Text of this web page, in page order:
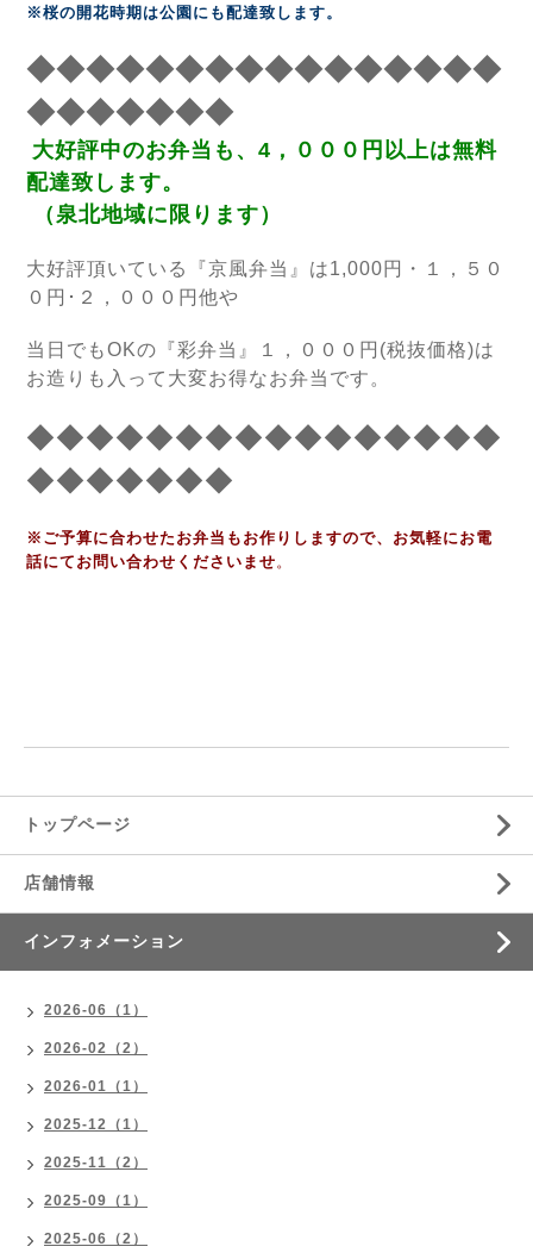
※桜の開花時期は公園にも配達致します。
◆◆◆◆◆◆◆◆◆◆◆◆◆◆◆◆
◆◆◆◆◆◆◆
大好評中のお弁当も、4 ，０００円以上は無料
配達致します。
（泉北地域に限ります）
大好評頂いている『京風弁当』は1,000円・１，５０
０円･２，０００円他や
当日でもOKの『彩弁当』１，０００円(税抜価格)は
お造りも入って大変お得なお弁当です。
◆◆◆◆◆◆◆◆◆◆◆◆◆◆◆◆
◆◆◆◆◆◆◆
※ご予算に合わせたお弁当もお作りしますので、お気軽にお電
話にてお問い合わせくださいませ。
トップページ
店舗情報
インフォメーション
2026-06（1）
2026-02（2）
2026-01（1）
2025-12（1）
2025-11（2）
2025-09（1）
2025-06（2）